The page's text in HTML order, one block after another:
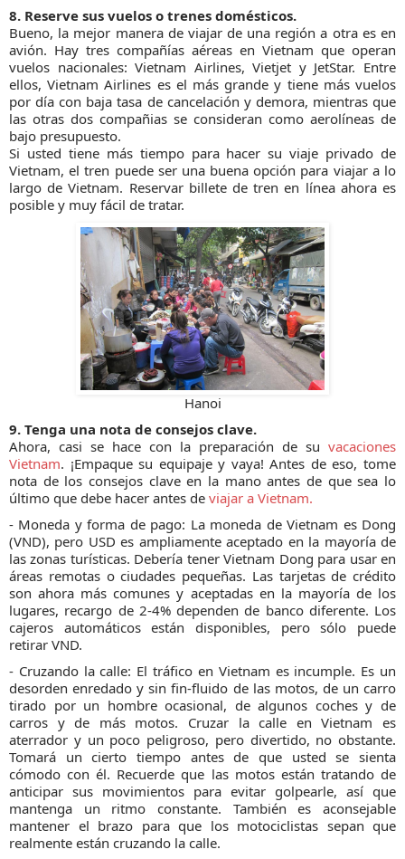
8. Reserve sus vuelos o trenes domésticos.
Bueno, la mejor manera de viajar de una región a otra es en
avión. Hay tres compañías aéreas en Vietnam que operan
vuelos nacionales: Vietnam Airlines, Vietjet y JetStar. Entre
ellos, Vietnam Airlines es el más grande y tiene más vuelos
por día con baja tasa de cancelación y demora, mientras que
las otras dos compañias se consideran como aerolíneas de
bajo presupuesto.
Si usted tiene más tiempo para hacer su viaje privado de
Vietnam, el tren puede ser una buena opción para viajar a lo
largo de Vietnam. Reservar billete de tren en línea ahora es
posible y muy fácil de tratar.
Hanoi
9. Tenga una nota de consejos clave.
Ahora, casi se hace con la preparación de su vacaciones
Vietnam. ¡Empaque su equipaje y vaya! Antes de eso, tome
nota de los consejos clave en la mano antes de que sea lo
último que debe hacer antes de viajar a Vietnam.
- Moneda y forma de pago: La moneda de Vietnam es Dong
(VND), pero USD es ampliamente aceptado en la mayoría de
las zonas turísticas. Debería tener Vietnam Dong para usar en
áreas remotas o ciudades pequeñas. Las tarjetas de crédito
son ahora más comunes y aceptadas en la mayoría de los
lugares, recargo de 2-4% dependen de banco diferente. Los
cajeros automáticos están disponibles, pero sólo puede
retirar VND.
- Cruzando la calle: El tráfico en Vietnam es incumple. Es un
desorden enredado y sin fin-fluido de las motos, de un carro
tirado por un hombre ocasional, de algunos coches y de
carros y de más motos. Cruzar la calle en Vietnam es
aterrador y un poco peligroso, pero divertido, no obstante.
Tomará un cierto tiempo antes de que usted se sienta
cómodo con él. Recuerde que las motos están tratando de
anticipar sus movimientos para evitar golpearle, así que
mantenga un ritmo constante. También es aconsejable
mantener el brazo para que los motociclistas sepan que
realmente están cruzando la calle.